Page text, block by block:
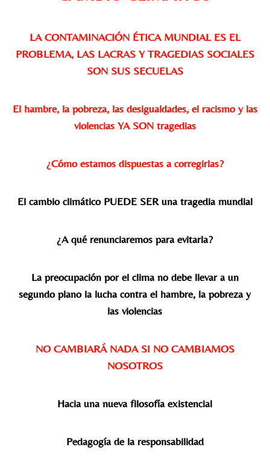
LA CONTAMINACIÓN ÉTICA MUNDIAL ES EL
PROBLEMA, LAS LACRAS Y TRAGEDIAS SOCIALES
SON SUS SECUELAS
El hambre, la pobreza, las desigualdades, el racismo y las
violencias YA SON tragedias
¿Cómo estamos dispuestas a corregirlas?
El cambio climático PUEDE SER una tragedia mundial
¿A qué renunciaremos para evitarla?
La preocupación por el clima no debe llevar a un
segundo plano la lucha contra el hambre, la pobreza y
las violencias
NO CAMBIARÁ NADA SI NO CAMBIAMOS
NOSOTROS
Hacia una nueva filosofía existencial
Pedagogía de la responsabilidad